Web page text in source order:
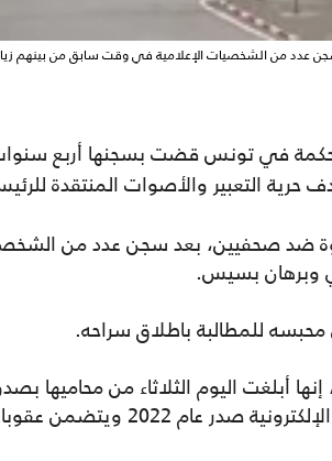
عدد من الشخصيات الإعلامية في وقت سابق من بينهم زياد
في تونس قضت بسجنها أربع
التعبير والأصوات المنتقدة
ضد صحفيين، بعد سجن عدد من
وبرهان بسيس.
للمطالبة باطلاق سراحه.
أبلغت اليوم الثلاثاء من محاميها
بموجب المرسوم 54، وهو قانون للجرائم